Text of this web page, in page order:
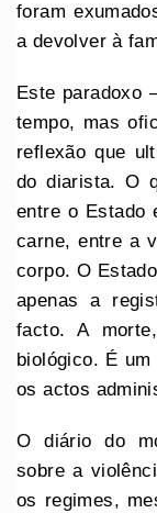
foram
a devolver à
Este paradoxo
tempo, mas
reflexão que
do diarista. O
entre o Estado
carne, entre a
corpo. O
apenas a
facto. A
biológico. É
os actos
O diário do
sobre a
os regimes,